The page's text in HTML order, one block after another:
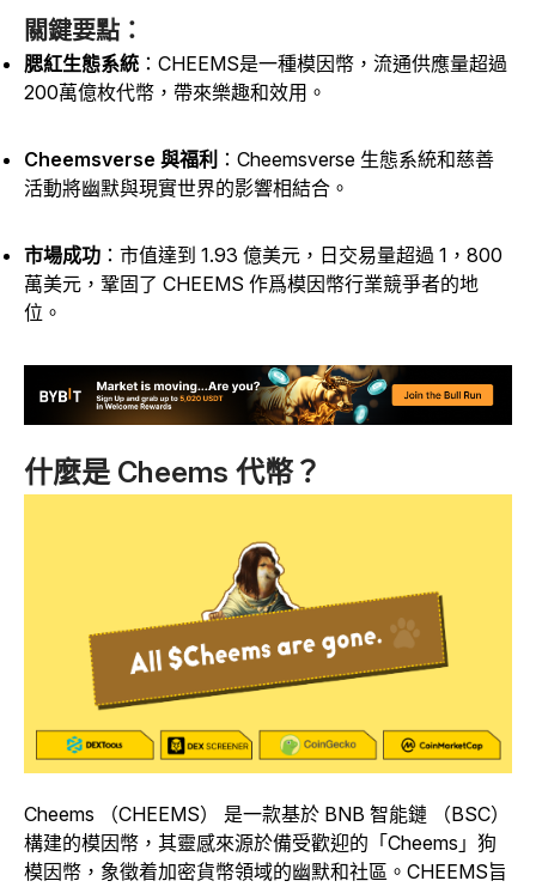
關鍵要點 ：
腮紅生態系統 ：CHEEMS是一種模因幣，流通供應量超過
200萬億枚代幣，帶來樂趣和效用。
Cheemsverse 與福利 ：Cheemsverse 生態系統和慈善
活動將幽默與現實世界的影響相結合。
市場成功 ：市值達到 1.93 億美元，日交易量超過 1，800
萬美元，鞏固了 CHEEMS 作爲模因幣行業競爭者的地
位。
什麼是 Cheems 代幣？
Cheems （CHEEMS） 是一款基於 BNB 智能鏈 （BSC）
構建的模因幣，其靈感來源於備受歡迎的「Cheems」狗
模因幣，象徵着加密貨幣領域的幽默和社區。CHEEMS旨